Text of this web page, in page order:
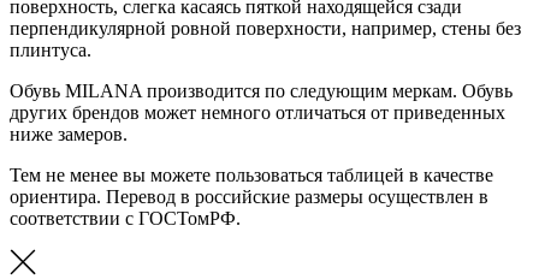
поверхность, слегка касаясь пяткой находящейся сзади
перпендикулярной ровной поверхности, например, стены без
плинтуса.
Обувь MILANA производится по следующим меркам. Обувь
других брендов может немного отличаться от приведенных
ниже замеров.
Тем не менее вы можете пользоваться таблицей в качестве
ориентира. Перевод в российские размеры осуществлен в
соответствии с ГОСТомРФ.